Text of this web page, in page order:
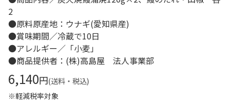
2
●原料原産地：ウナギ(愛知県産)
●賞味期間／冷蔵で10日
●アレルギー／「小麦」
●商品提供者：(株)高島屋 法人事業部
6,140円(送料・税込)
※軽減税率対象